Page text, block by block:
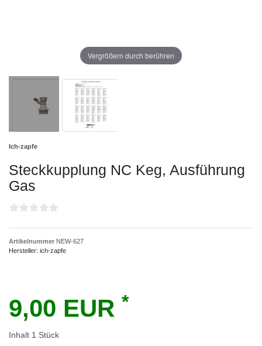
Vergrößern durch berühren
Ich-zapfe
Steckkupplung NC Keg, Ausführung
Gas
Artikelnummer NEW-627
Hersteller: ich-zapfe
9,00 EUR *
Inhalt 1 Stück